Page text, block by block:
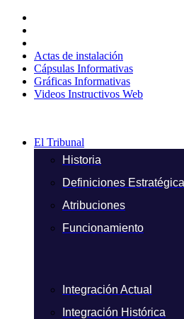
contenido
Actas de instalación
Cápsulas Informativas
Gráficas Informativas
Videos Instructivos Web
El Tribunal
Historia
Definiciones
Atribuciones
Funcionamiento
Integración Actual
Integración Histórica